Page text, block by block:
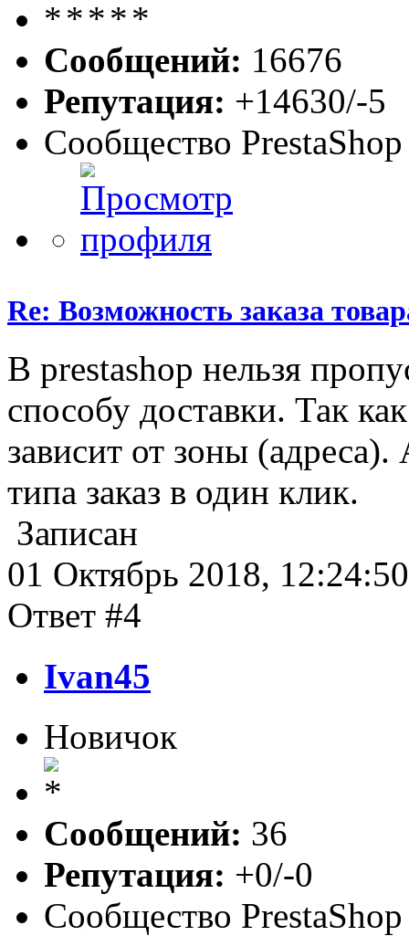
Сообщений: 16676
Репутация: +14630/-5
Сообщество PrestaShop
Re: Возможность заказа
В prestashop нельзя
способу доставки. Так
зависит от зоны
типа заказ в один клик.
Записан
01 Октябрь 2018, 12:24:50
Ответ #4
Ivan45
Новичок
Сообщений: 36
Репутация: +0/-0
Сообщество PrestaShop